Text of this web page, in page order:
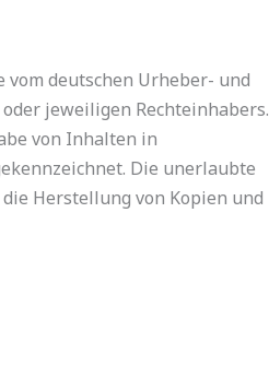
deutschen Urheber- und
jeweiligen Rechteinhabers.
von Inhalten in
Die unerlaubte
Herstellung von Kopien und